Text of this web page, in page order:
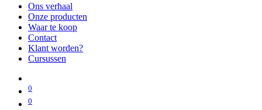
Ons verhaal
Onze producten
Waar te koop
Contact
Klant worden?
Cursussen
0
0